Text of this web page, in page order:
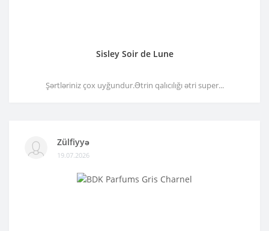
Sisley Soir de Lune
Şərtləriniz çox uyğundur.Ətrin qalıcılığı ətri super...
Zülfiyyə
19.07.2026